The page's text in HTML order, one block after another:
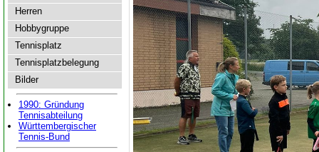
Herren
Hobbygruppe
Tennisplatz
Tennisplatzbelegung
Bilder
1990: Gründung
Tennisabteilung
Württembergischer
Tennis-Bund